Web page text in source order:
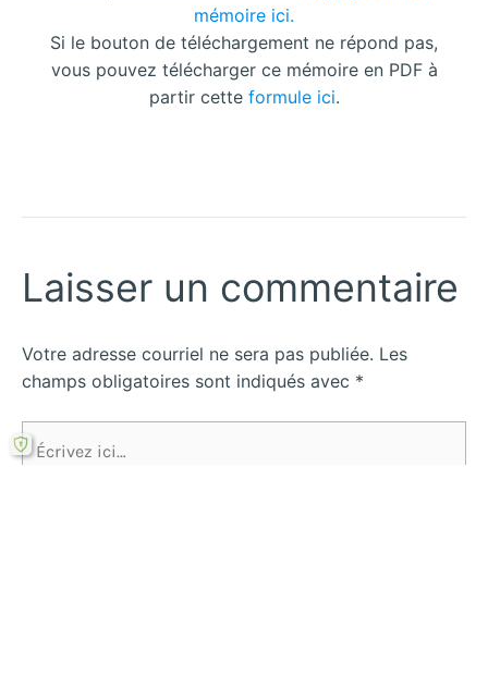
mémoire ici.
Si le bouton de téléchargement ne répond pas,
vous pouvez télécharger ce mémoire en PDF à
partir cette formule ici.
Laisser un commentaire
Votre adresse courriel ne sera pas publiée. Les
champs obligatoires sont indiqués avec *
Écrivez
ici…